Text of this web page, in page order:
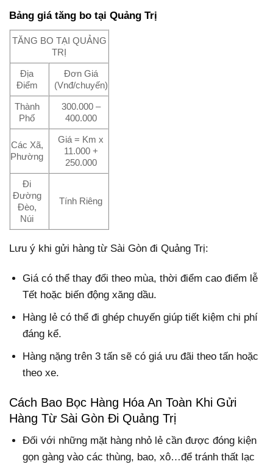
Bảng giá tăng bo tại Quảng Trị
TĂNG BO TẠI QUẢNG
TRỊ
Địa
Điểm
Đơn Giá
(Vnđ/chuyến)
Thành
Phố
300.000 –
400.000
Các Xã,
Phường
Giá = Km x
11.000 +
250.000
Đi
Đường
Đèo,
Núi
Tính Riêng
Lưu ý khi gửi hàng từ Sài Gòn đi Quảng Trị:
Giá có thể thay đổi theo mùa, thời điểm cao điểm lễ
Tết hoặc biến động xăng dầu.
Hàng lẻ có thể đi ghép chuyến giúp tiết kiệm chi phí
đáng kể.
Hàng nặng trên 3 tấn sẽ có giá ưu đãi theo tấn hoặc
theo xe.
Cách Bao Bọc Hàng Hóa An Toàn Khi Gửi
Hàng Từ Sài Gòn Đi Quảng Trị
Đối với những mặt hàng nhỏ lẻ cần được đóng kiện
gọn gàng vào các thùng, bao, xô…để tránh thất lạc